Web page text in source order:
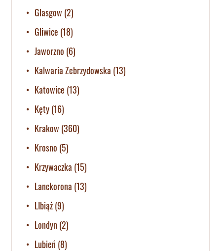
Glasgow (2)
Gliwice (18)
Jaworzno (6)
Kalwaria Zebrzydowska (13)
Katowice (13)
Kęty(16)
Krakow (360)
Krosno (5)
Krzywaczka (15)
Lanckorona (13)
LIbiąż(9)
Londyn (2)
Lubień (8)